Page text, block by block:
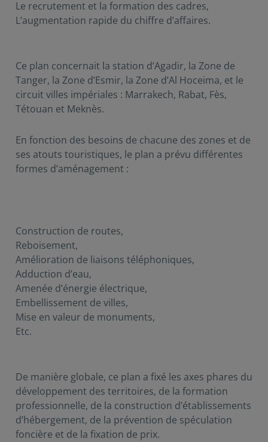
Le recrutement et la formation des cadres,
L’augmentation rapide du chiffre d’affaires.
Ce plan concernait la station d’Agadir, la Zone de
Tanger, la Zone d’Esmir, la Zone d’Al Hoceima, et le
circuit villes impériales : Marrakech, Rabat, Fès,
Tétouan et Meknès.
En fonction des besoins de chacune des zones et de
ses atouts touristiques, le plan a prévu différentes
formes d’aménagement :
Construction de routes,
Reboisement,
Amélioration de liaisons téléphoniques,
Adduction d’eau,
Amenée d’énergie électrique,
Embellissement de villes,
Mise en valeur de monuments,
Etc.
De manière globale, ce plan a fixé les axes phares du
développement des territoires, de la formation
professionnelle, de la construction d’établissements
d’hébergement, de la prévention de spéculation
foncière et de la fixation de prix.